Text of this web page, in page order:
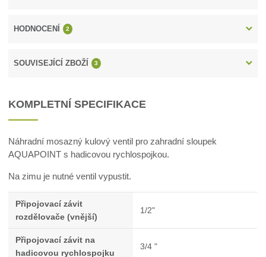
HODNOCENÍ 2
SOUVISEJÍCÍ ZBOŽÍ 3
KOMPLETNÍ SPECIFIKACE
Náhradní mosazný kulový ventil pro zahradní sloupek
AQUAPOINT s hadicovou rychlospojkou.
Na zimu je nutné ventil vypustit.
Připojovací závit
rozdělovače (vnější)
1/2"
Připojovací závit na
hadicovou rychlospojku
3/4 "